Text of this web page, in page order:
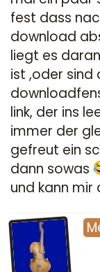
fest dass
download
liegt es
ist ,oder sind
link, der ins
immer der
gefreut ein
dann sowas
und kann mir